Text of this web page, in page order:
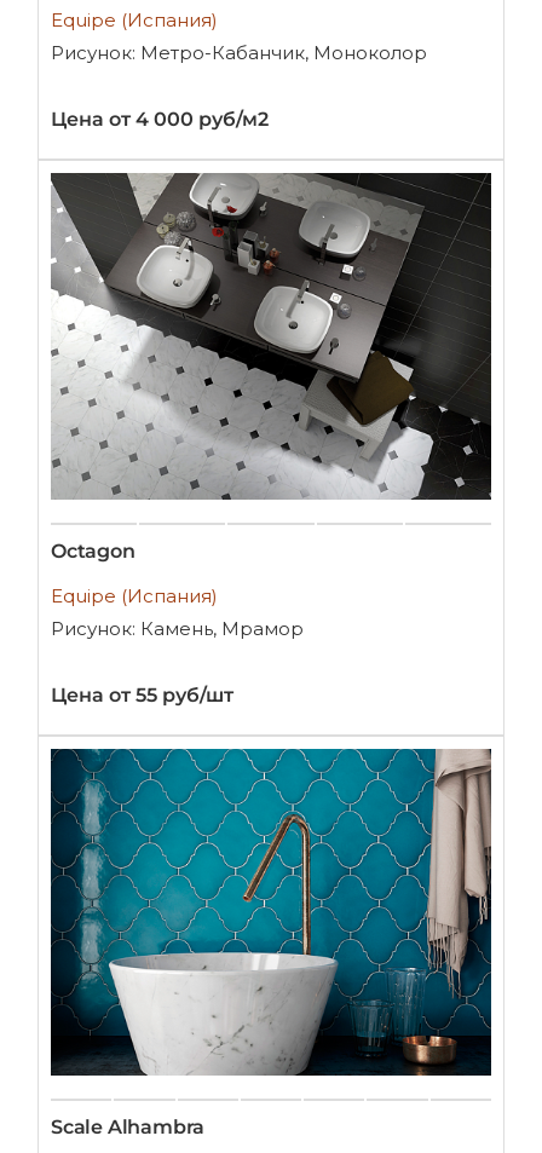
Equipe (Испания)
Рисунок: Метро-Кабанчик, Моноколор
Цена от 4 000 руб/м2
Octagon
Equipe (Испания)
Рисунок: Камень, Мрамор
Цена от 55 руб/шт
Scale Alhambra